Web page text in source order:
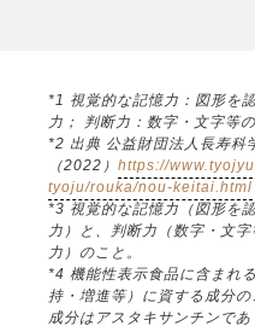
*1 視覚的な記憶力：図形を
力； 判断力：数字・文字等
*2 出典 公益財団法人長寿科
（2022） https://
tyoju/rouka/nou-keitai.html
*3 視覚的な記憶力（図形を
力）と、判断力（数字・文
力）のこと。
*4 機能性表示食品に含まれ
持・増進等）に資する成分
成分はアスタキサンチンで